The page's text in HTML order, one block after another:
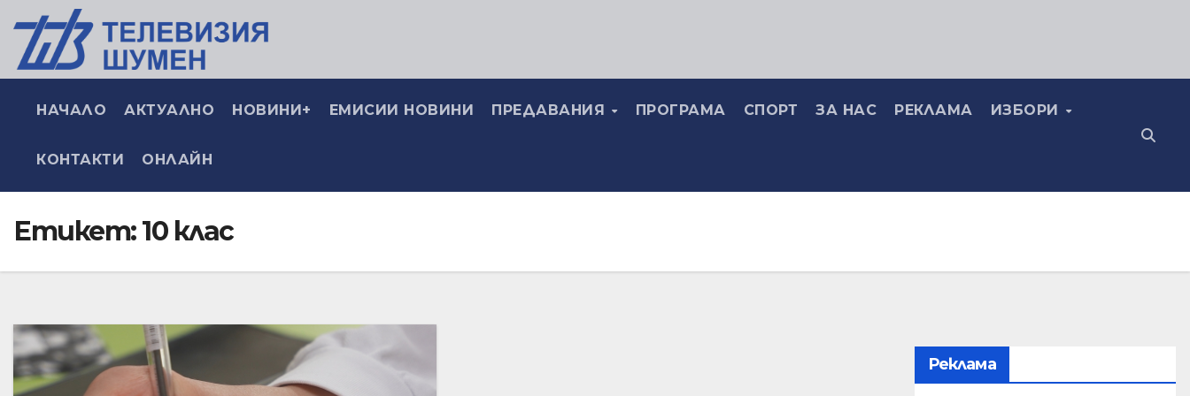
НАЧАЛО АКТУАЛНО НОВИНИ+ ЕМИСИИ НОВИНИ ПРЕДАВАНИЯ ПРОГРАМА СПОРТ ЗА НАС РЕКЛАМА ИЗБОРИ
КОНТАКТИ ОНЛАЙН
Етикет:10 клас
Реклама